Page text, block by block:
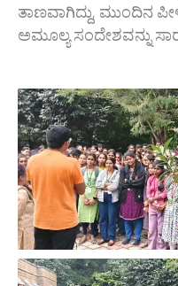
ತಾಣವಾಗಿದ್ದು, ಮುಂದಿನ
ಅಮೂಲ್ಯ ಸಂದೇಶವನ್ನು